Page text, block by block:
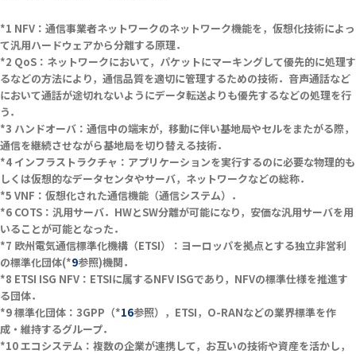
NFV：通信事業者ネットワークのネットワーク機能を，仮想化技術によっ
て汎用ハードウェアから分離する原理．
QoS：ネットワークにおいて，パケットにマーキングして優先的に処理す
るなどの方法により，通信品質を適切に管理するための技術．音声通話など
において通話が途切れないようにデータ転送よりも優先するなどの処理を行
う．
ハンドオーバ：通信中の端末が，移動に伴い基地局やセルをまたがる際，
通信を継続させながら基地局を切り替える技術．
インフラストラクチャ：アプリケーションを実行するのに必要な物理的も
しくは仮想的なデータセンタやサーバ，ネットワークなどの総称．
VNF：仮想化された通信機能（通信システム）．
COTS：汎用サーバ．HWとSW分離が可能になり，安価な汎用サーバを用
いることが可能となった．
欧州電気通信標準化機構（ETSI）：ヨーロッパを拠点とする独立非営利
の標準化団体(*9参照)機関．
ETSI ISG NFV：ETSIに属するNFV ISGであり，NFVの標準仕様を推進す
る団体．
標準化団体：3GPP（*16参照），ETSI，O-RANなどの業界標準を作
成・維持するグループ．
エコシステム：複数の企業が連携して，お互いの技術や資産を活かし，